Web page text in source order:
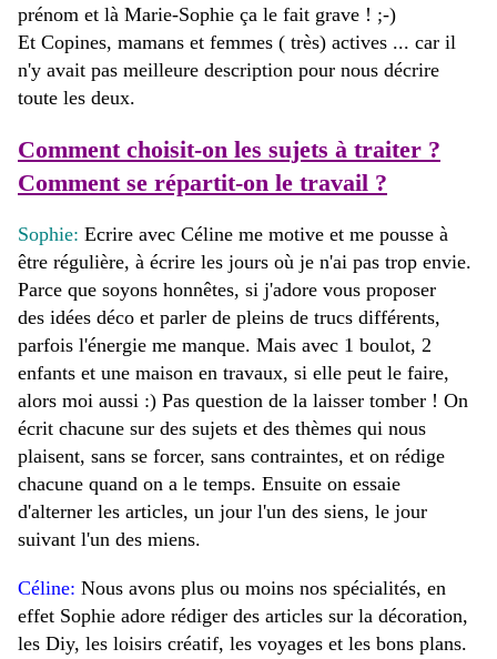
prénom et là Marie-Sophie ça le fait grave ! ;-)
Et Copines, mamans et femmes ( très) actives ... car il
n'y avait pas meilleure description pour nous décrire
toute les deux.
Comment choisit-on les sujets à traiter ?
Comment se répartit-on le travail ?
Sophie: Ecrire avec Céline me motive et me pousse à
être régulière, à écrire les jours où je n'ai pas trop envie.
Parce que soyons honnêtes, si j'adore vous proposer
des idées déco et parler de pleins de trucs différents,
parfois l'énergie me manque. Mais avec 1 boulot, 2
enfants et une maison en travaux, si elle peut le faire,
alors moi aussi :) Pas question de la laisser tomber ! On
écrit chacune sur des sujets et des thèmes qui nous
plaisent, sans se forcer, sans contraintes, et on rédige
chacune quand on a le temps. Ensuite on essaie
d'alterner les articles, un jour l'un des siens, le jour
suivant l'un des miens.
Céline: Nous avons plus ou moins nos spécialités, en
effet Sophie adore rédiger des articles sur la décoration,
les Diy, les loisirs créatif, les voyages et les bons plans.